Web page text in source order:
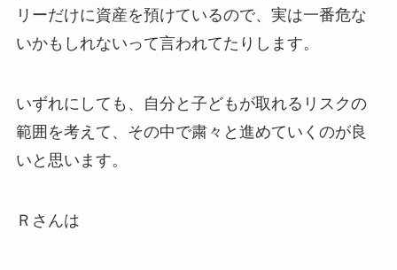
リーだけに資産を預けているので、実は一番危な
いかもしれないって言われてたりします。
いずれにしても、自分と子どもが取れるリスクの
範囲を考えて、その中で粛々と進めていくのが良
いと思います。
Ｒさんは